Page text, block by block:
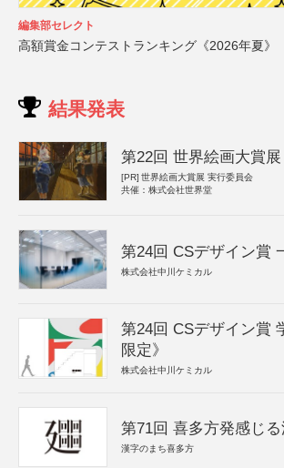
編集部セレクト
高額賞金コンテストランキング《2026年夏》
結果発表
第22回 世界絵画大賞展
[PR] 世界絵画大賞展 実行委員会
共催：株式会社世界堂
第24回 CSデザイン賞
株式会社中川ケミカル
第24回 CSデザイン賞
限定》
株式会社中川ケミカル
第71回 喜多方発感じ
漢字のまち喜多方